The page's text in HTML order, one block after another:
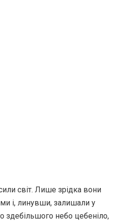
світ. Лише зрідка вони
і, линувши, залишали у
здебільшого небо цебеніло,